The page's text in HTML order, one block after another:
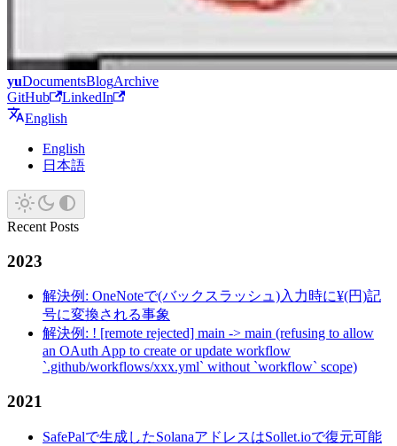
yuDocumentsBlogArchive
GitHub
LinkedIn
English
English
日本語
Recent Posts
2023
解決例: OneNoteで(バックスラッシュ)入力時に¥(円)記
号に変換される事象
解決例: ! [remote rejected] main -> main (refusing to allow
an OAuth App to create or update workflow
`.github/workflows/xxx.yml` without `workflow` scope)
2021
SafePalで生成したSolanaアドレスはSollet.ioで復元可能